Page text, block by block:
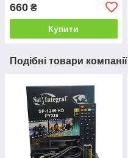
660 ₴
Купити
Подібні товари компанії